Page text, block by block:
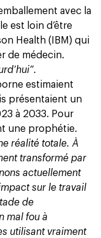
avec la
est loin d’être
Health (IBM) qui
de médecin.
estimaient
présentaient un
à 2033. Pour
une prophétie.
réalité totale. À
transformé par
actuellement
sur le travail
de
mal fou à
utilisant vraiment